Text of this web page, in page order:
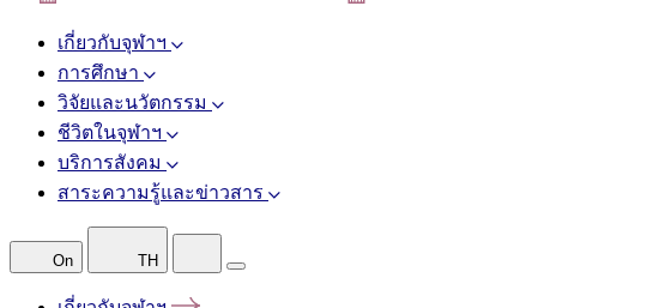
เกี่ยวกับจุฬาฯ
การศึกษา
วิจัยและนวัตกรรม
ชีวิตในจุฬาฯ
บริการสังคม
สาระความรู้และข่าวสาร
On TH